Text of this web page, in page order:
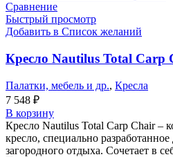
Сравнение
Быстрый просмотр
Добавить в Список желаний
Кресло Nautilus Total Carp
Палатки, мебель и др., Кресла
7 548 ₽
В корзину
Кресло Nautilus Total Carp Chair –
кресло, специально
загородного отдыха. Сочетает в